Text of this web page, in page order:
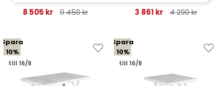
8 505 kr 9 450 kr 3 861 kr 4 290 kr
Spara
10%
till 16/8
Spara
10%
till 16/8